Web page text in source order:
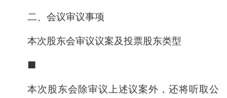
二、会议审议事项
本次股东会审议议案及投票股东类型
■
本次股东会除审议上述议案外，还将听取公